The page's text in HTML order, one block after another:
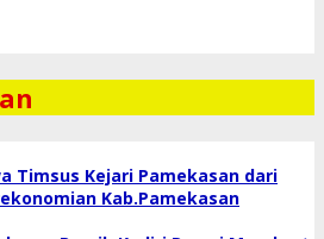
Timsus Kejari Pamekasan dari
Kab.Pamekasan